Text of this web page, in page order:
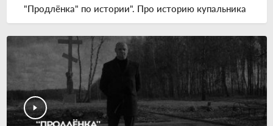
"Продлёнка" по истории". Про историю купальника